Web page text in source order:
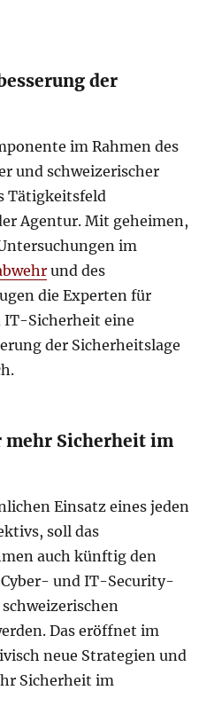
der
im Rahmen des
und schweizerischer
Tätigkeitsfeld
Agentur. Mit geheimen,
im
und des
die Experten für
Sicherheit eine
der Sicherheitslage
mehr Sicherheit im
Einsatz eines jeden
soll das
auch künftig den
und IT-Security-
Das eröffnet im
neue Strategien und
Sicherheit im